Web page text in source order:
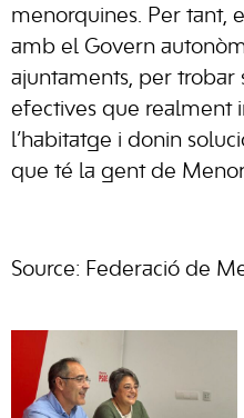
menorquines. Per tant,
amb el Govern
ajuntaments, per trobar
efectives que realment
l’habitatge i donin
que té la gent de
Source: Federació de